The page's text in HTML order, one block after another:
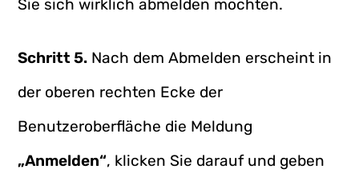
Sie sich wirklich abmelden möchten.
Schritt 5. Nach dem Abmelden erscheint in
der oberen rechten Ecke der
Benutzeroberfläche die Meldung
„Anmelden“, klicken Sie darauf und geben